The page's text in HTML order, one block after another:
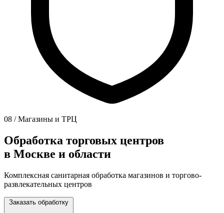
08 / Магазины и ТРЦ
Обработка торговых центров
в Москве и области
Комплексная санитарная обработка магазинов и торгово-
развлекательных центров
Заказать обработку